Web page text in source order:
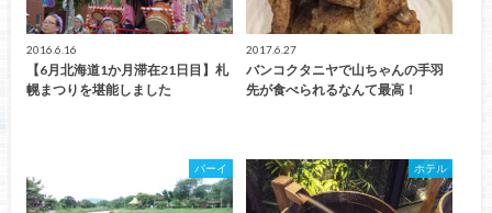
2016.6.16
【6月北海道1か月滞在21日目】札
幌まつりを堪能しました
2017.6.27
バンコクタニヤで山ちゃんの手羽
先が食べられるなんて最高！
パーイ ホテル